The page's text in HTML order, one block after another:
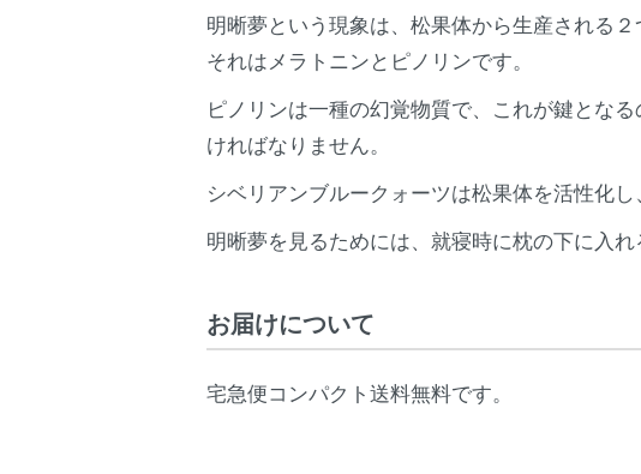
明晰夢という現象は、松果体から生産される２
それはメラトニンとピノリンです。
ピノリンは一種の幻覚物質で、これが鍵とな
ければなりません。
シベリアンブルークォーツは松果体を活性化
明晰夢を見るためには、就寝時に枕の下に入
お届けについて
宅急便コンパクト送料無料です。